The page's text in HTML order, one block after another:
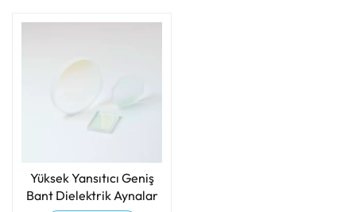
Yüksek Yansıtıcı Geniş
Bant Dielektrik Aynalar